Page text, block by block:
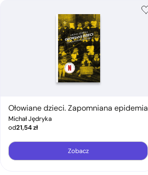
Ołowiane dzieci. Zapomniana epidemia
Michał Jędryka
od21,54zł
Zobacz